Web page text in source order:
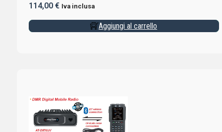
114,00 € Iva inclusa
Aggiungi al carrello